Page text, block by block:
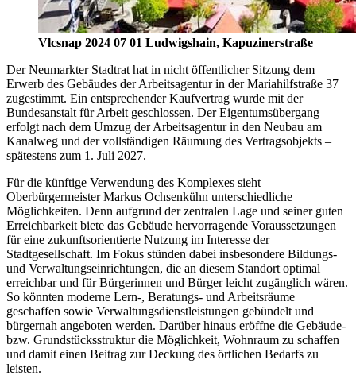
Vlcsnap 2024 07 01 Ludwigshain, Kapuzinerstraße
Der Neumarkter Stadtrat hat in nicht öffentlicher Sitzung dem
Erwerb des Gebäudes der Arbeitsagentur in der Mariahilfstraße 37
zugestimmt. Ein entsprechender Kaufvertrag wurde mit der
Bundesanstalt für Arbeit geschlossen. Der Eigentumsübergang
erfolgt nach dem Umzug der Arbeitsagentur in den Neubau am
Kanalweg und der vollständigen Räumung des Vertragsobjekts –
spätestens zum 1. Juli 2027.
Für die künftige Verwendung des Komplexes sieht
Oberbürgermeister Markus Ochsenkühn unterschiedliche
Möglichkeiten. Denn aufgrund der zentralen Lage und seiner guten
Erreichbarkeit biete das Gebäude hervorragende Voraussetzungen
für eine zukunftsorientierte Nutzung im Interesse der
Stadtgesellschaft. Im Fokus stünden dabei insbesondere Bildungs-
und Verwaltungseinrichtungen, die an diesem Standort optimal
erreichbar und für Bürgerinnen und Bürger leicht zugänglich wären.
So könnten moderne Lern-, Beratungs- und Arbeitsräume
geschaffen sowie Verwaltungsdienstleistungen gebündelt und
bürgernah angeboten werden. Darüber hinaus eröffne die Gebäude-
bzw. Grundstücksstruktur die Möglichkeit, Wohnraum zu schaffen
und damit einen Beitrag zur Deckung des örtlichen Bedarfs zu
leisten.